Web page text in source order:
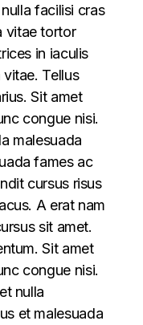
facilisi cras
vitae tortor
in iaculis
Tellus
Sit amet
congue nisi.
malesuada
fames ac
cursus risus
A erat nam
sit amet.
Sit amet
congue nisi.
nulla
et malesuada